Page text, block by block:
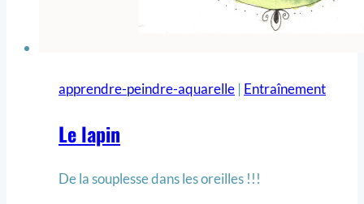
apprendre-peindre-aquarelle | Entraînement
Le lapin
De la souplesse dans les oreilles !!!